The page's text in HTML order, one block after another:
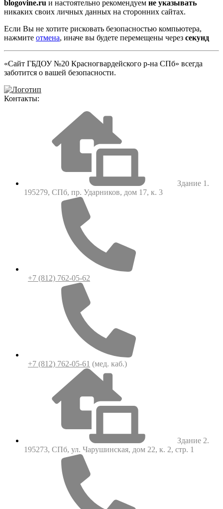
blogovine.ru и настоятельно рекомендуем не указывать
никаких своих личных данных на сторонних сайтах.
Если Вы не хотите рисковать безопасностью компьютера,
нажмите отмена, иначе вы будете перемещены через секунд
«Сайт ГБДОУ №20 Красногвардейского р-на СПб» всегда
заботится о вашей безопасности.
Контакты:
Здание 1.
195279, СПб, пр. Ударников, дом 17, к. 3
+7 (812) 762-05-62
+7 (812) 762-05-61 (мед. каб.)
Здание 2.
195273, СПб, ул. Чарушинская, дом 22, к. 2, стр. 1